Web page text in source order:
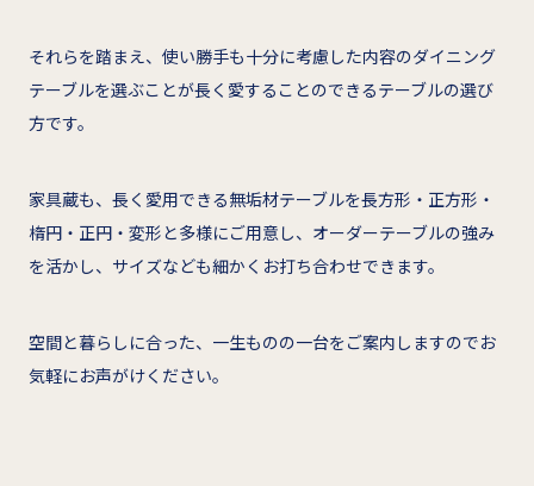
それらを踏まえ、使い勝手も十分に考慮した内容のダイニング
テーブルを選ぶことが長く愛することのできるテーブルの選び
方です。
家具蔵も、長く愛用できる無垢材テーブルを長方形・正方形・
楕円・正円・変形と多様にご用意し、オーダーテーブルの強み
を活かし、サイズなども細かくお打ち合わせできます。
空間と暮らしに合った、一生ものの一台をご案内しますのでお
気軽にお声がけください。